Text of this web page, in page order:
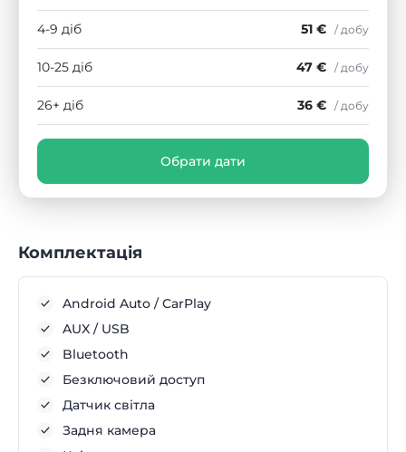
4-9 діб 51 € / добу
10-25 діб 47 € / добу
26+ діб 36 € / добу
Обрати дати
Комплектація
Android Auto / CarPlay
AUX / USB
Bluetooth
Безключовий доступ
Датчик світла
Задня камера